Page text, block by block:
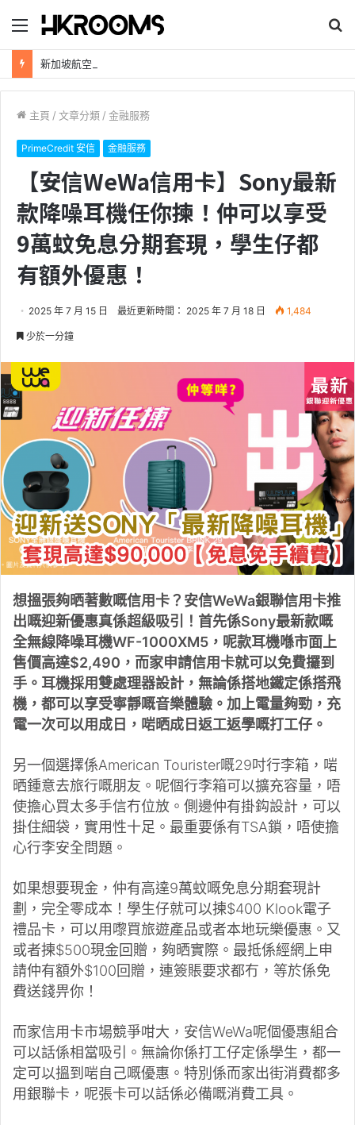
目
錄
尋
主頁 / 文章分類 / 金融服務
PrimeCredit 安信 金融服務
【安信WeWa信用卡】Sony最新
款降噪耳機任你揀！仲可以享受
9萬蚊免息分期套現，學生仔都
有額外優惠！
2025 年 7 月 15 日 最近更新時間： 2025 年 7 月 18 日 1,484
少於一分鐘
想搵張夠晒著數嘅信用卡？安信WeWa銀聯信用卡推
出嘅迎新優惠真係超級吸引！首先係Sony最新款嘅
全無線降噪耳機WF-1000XM5，呢款耳機喺市面上
售價高達$2,490，而家申請信用卡就可以免費攞到
手。耳機採用雙處理器設計，無論係搭地鐵定係搭飛
機，都可以享受寧靜嘅音樂體驗。加上電量夠勁，充
電一次可以用成日，啱晒成日返工返學嘅打工仔。
另一個選擇係American Tourister嘅29吋行李箱，啱
晒鍾意去旅行嘅朋友。呢個行李箱可以擴充容量，唔
使擔心買太多手信冇位放。側邊仲有掛鈎設計，可以
掛住細袋，實用性十足。最重要係有TSA鎖，唔使擔
心行李安全問題。
如果想要現金，仲有高達9萬蚊嘅免息分期套現計
劃，完全零成本！學生仔就可以揀$400 Klook電子
禮品卡，可以用嚟買旅遊產品或者本地玩樂優惠。又
或者揀$500現金回贈，夠晒實際。最抵係經網上申
請仲有額外$100回贈，連簽賬要求都冇，等於係免
費送錢畀你！
而家信用卡市場競爭咁大，安信WeWa呢個優惠組合
可以話係相當吸引。無論你係打工仔定係學生，都一
定可以搵到啱自己嘅優惠。特別係而家出街消費都多
用銀聯卡，呢張卡可以話係必備嘅消費工具。